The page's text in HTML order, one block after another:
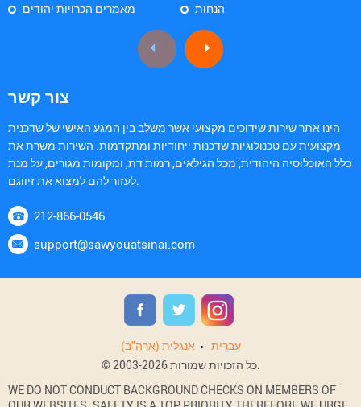
מאמרים הכרויות יהודים
הנחות
צור קשר
הינו אתר שירות שידוכים מקצועי אשר משלב בין המגע האישי של שדכנית
מקצועית עם טכנולוגיות שדכנות ייחודיות ומתקדמות. השירות משרת את
כלל האוכלוסיה היהודית, מכל הגילאים, רמות דת, ומקומות מגורים, על מנת
לעזור להם למצוא את זיווגם.
212-866-0546
support@sawyouatsinai.com
אנגלית (ארה"ב)
עִברִית
© 2003-2026 כל הזכויות שמורות.
WE DO NOT CONDUCT BACKGROUND CHECKS ON MEMBERS OF